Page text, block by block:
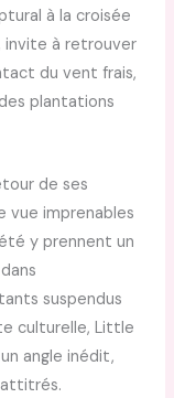
à la croisée
invite à retrouver
du vent frais,
plantations
de ses
vue imprenables
y prennent un
suspendus
culturelle, Little
angle inédit,
attitrés.